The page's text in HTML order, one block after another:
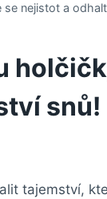
nejistot a
snů!
tajemství,⁢